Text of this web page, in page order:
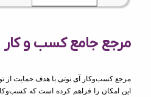
مرجع جامع کسب و کار
مرجع کسب‌وکار آی نوتی با هدف حمایت از
این امکان را فراهم کرده است که